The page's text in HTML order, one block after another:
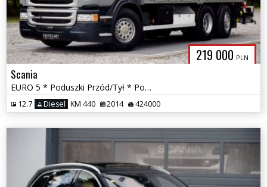
219 000 PLN
Scania
EURO 5 * Poduszki Przód/Tył * Podnoszona/Skrętna Oś * LED * Kamera *
12.7 Diesel KM 440 2014 424000